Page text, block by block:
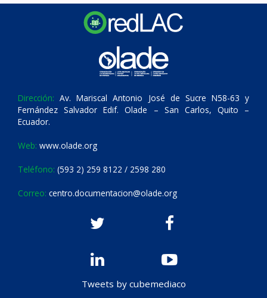
Dirección: Av. Mariscal Antonio José de Sucre N58-63 y
Fernández Salvador Edif. Olade – San Carlos, Quito –
Ecuador.
Web: www.olade.org
Teléfono: (593 2) 259 8122 / 2598 280
Correo: centro.documentacion@olade.org
Tweets by cubemediaco